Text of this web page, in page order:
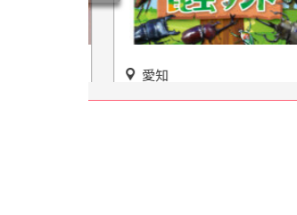
愛知
「第2回 夏休み！ふれあい昆